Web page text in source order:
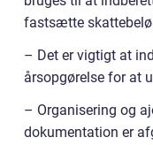
fastsætte
– Det er vigtigt at
årsopgørelse for at
– Organisering og
dokumentation er